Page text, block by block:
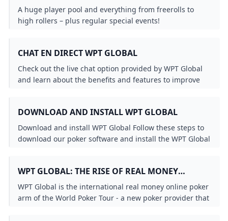
A huge player pool and everything from freerolls to
high rollers – plus regular special events!
CHAT EN DIRECT WPT GLOBAL
Check out the live chat option provided by WPT Global
and learn about the benefits and features to improve
DOWNLOAD AND INSTALL WPT GLOBAL
Download and install WPT Global Follow these steps to
download our poker software and install the WPT Global
WPT GLOBAL: THE RISE OF REAL MONEY
ONLINE POKER
WPT Global is the international real money online poker
arm of the World Poker Tour - a new poker provider that